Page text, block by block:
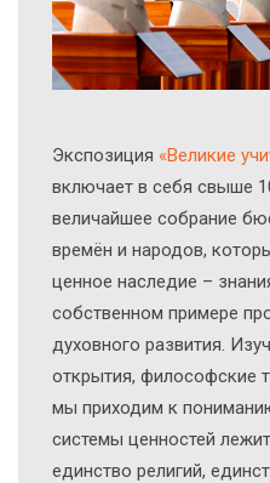
Экcпозиция «Великие
включает в себя свыше
величайшее собрание
времён и народов,
ценное наследие –
собственном примере
духовного развития.
открытия, философские
мы приходим к
системы ценностей
единство религий,